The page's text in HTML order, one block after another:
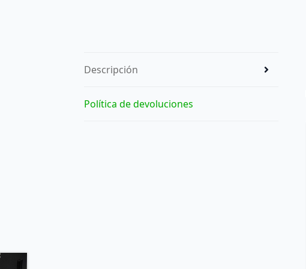
Descripción
Política de devoluciones